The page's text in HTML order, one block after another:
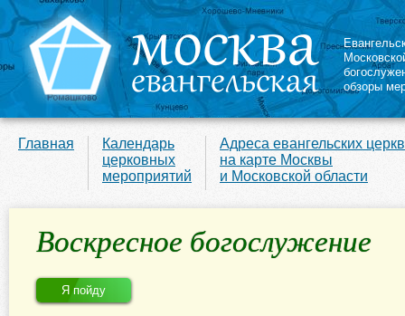
обзоры
Главная
Календарь
церковных
мероприятий
Адреса евангельских
на карте Москвы
и Московской области
Воскресное богослужение
Я пойду